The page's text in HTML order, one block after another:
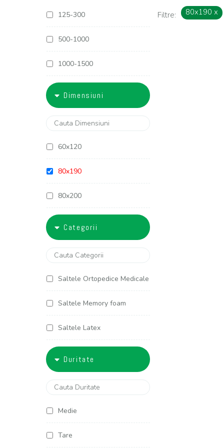
125-300
500-1000
1000-1500
2500-3000
3000-4000
4000-5000
Dimensiuni
60x120
80x190
80x200
100x200
120x190
120x200
125x200
140x190
140x200
Categorii
Saltele Ortopedice Medicale
Saltele Memory foam
Saltele Latex
Saltele Americane
Duritate
Medie
Tare
Filtre: 80x190 x